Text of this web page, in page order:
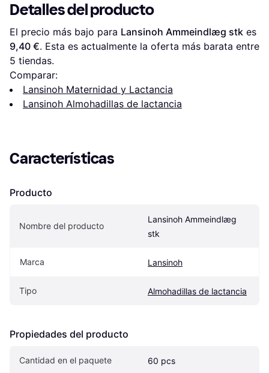
Detalles del producto
El precio más bajo para Lansinoh Ammeindlæg stk
9,40 €
5 tiendas.
Comparar:
Lansinoh Maternidad y Lactancia
Lansinoh Almohadillas de lactancia
Características
Producto
Nombre del producto
Lansinoh Ammeindlæg
stk
Marca Lansinoh
Tipo Almohadillas de lactancia
Propiedades del producto
Cantidad en el paquete 60 pcs